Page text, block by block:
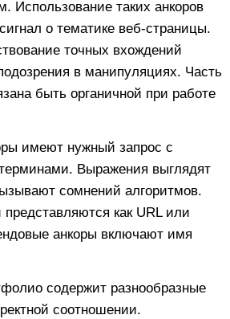
Использование таких анкоров
о тематике веб-страницы.
точных вхождений
в манипуляциях. Часть
быть органичной при работе
имеют нужный запрос с
Выражения выглядят
сомнений алгоритмов.
как URL или
анкоры включают имя
содержит разнообразные
соотношении.